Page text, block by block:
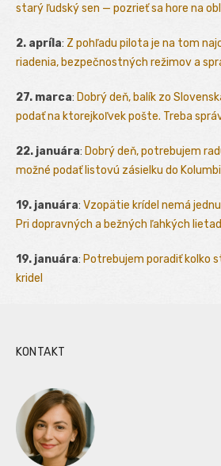
starý ľudský sen — pozrieť sa hore na
2. apríla: Z pohľadu pilota je na tom
riadenia, bezpečnostných režimov a
27. marca: Dobrý deň, balík zo
podať na ktorejkoľvek pošte. Treba
22. januára: Dobrý deň, potrebujem
možné podať listovú zásielku do
19. januára: Vzopätie krídel nemá
Pri dopravných a bežných ľahkých
19. januára: Potrebujem poradiť kolko
kridel
KONTAKT